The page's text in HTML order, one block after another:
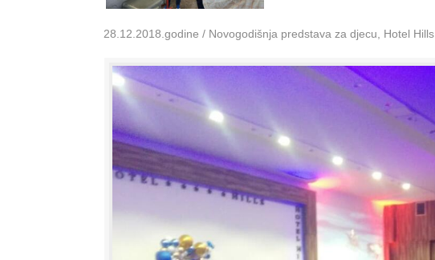
28.12.2018.godine / Novogodišnja predstava za djecu, Hotel Hills